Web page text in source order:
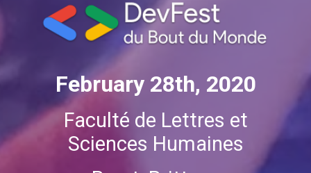
February 28th, 2020
Faculté de Lettres et
Sciences Humaines